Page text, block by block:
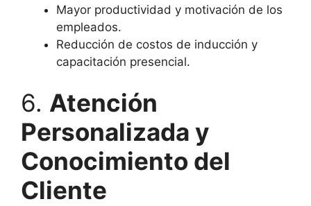
Mayor productividad y motivación de los
empleados.
Reducción de costos de inducción y
capacitación presencial.
6. Atención
Personalizada y
Conocimiento del
Cliente